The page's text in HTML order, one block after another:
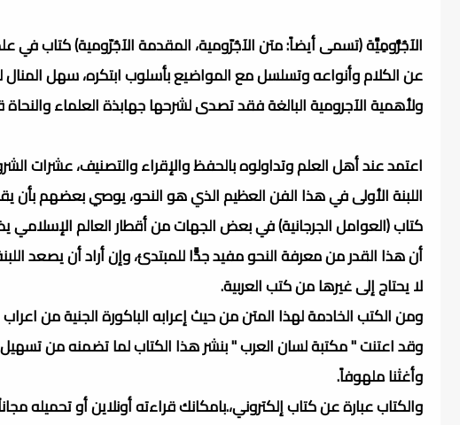
الآجُرُّومِيَّة (تسمى أيضاً: متن الآجُرّومية، المقدمة الآجُرّومية) كتاب في
عن الكلام وأنواعه وتسلسل مع المواضيع بأسلوب ابتكره، سهل المنال
ولأهمية الآجرومية البالغة فقد تصدى لشرحها جهابذة العلماء
اعتمد عند أهل العلم وتداولوه بالحفظ والإقراء والتصنيف، عشرات
اللبنة الأولى في هذا الفن العظيم الذي هو النحو، يوصي بعضهم بأن
كتاب (العوامل الجرجانية) في بعض الجهات من أقطار العالم
أن هذا القدر من معرفة النحو مفيد جدًّا للمبتدئ، وإن أراد أن يصعد
لا يحتاج إلى غيرها من كتب العربية.
ومن الكتب الخادمة لهذا المتن من حيث إعرابه الباكورة الجنية من اعراب
وقد اعتنت " مكتبة لسان العرب " بنشر هذا الكتاب لما تضمنه من
وأغثنا ملهوفاً.
والكتاب عبارة عن كتاب إلكتروني،.بامكانك قراءته أونلاين أو